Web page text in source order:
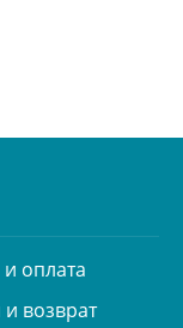
оплата
и возврат